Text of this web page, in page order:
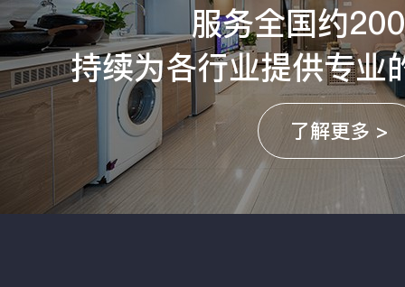
服务全国约
持续为各行业提供专业
了解更多 >